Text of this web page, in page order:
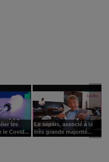
les
le Covid...
Le sepsis, associé à la
très grande majorité...